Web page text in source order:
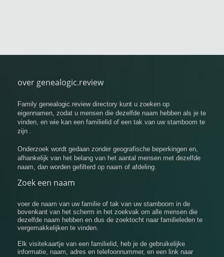
over genealogic.review
Family genealogic.review directory kunt u zoeken op
eigennamen, zodat u mensen die dezelfde naam hebben als je te
vinden, en wie kan een familielid of een tak van uw stamboom te
zijn .
Onderzoek wordt gedaan zonder geografische beperkingen en,
afhankelijk van het belang van het aantal mensen met dezelfde
naam, dan worden gefilterd op naam of afdeling.
Zoek een naam
voer de naam van uw familie of tak van uw stamboom in de
bovenkant van het scherm in het zoekvak om alle mensen die
dezelfde naam hebben en dus de zoektocht naar familieleden te
vergemakkelijken te vinden.
Elk visitekaartje van een familielid, heb je de gebruikelijke
informatie, naam, adres en telefoonnummer, en een link naar